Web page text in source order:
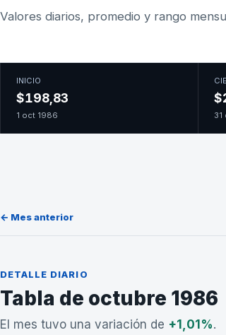
Valores diarios, promedio y rango
INICIO
$198,83
1 oct 1986 31
← Mes anterior
DETALLE DIARIO
Tabla de octubre 1986
El mes tuvo una variación de +1,01%.